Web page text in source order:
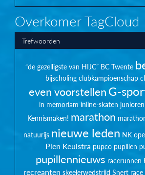
Overkomer TagCloud
Trefwoorden
“de gezelligste van HIJC” BC Twente
bijscholing clubkampioenschap
even voorstellenG-
in memoriam inline-skaten junioren
Kennismaken! marathon
natuurijs nieuwe leden NK
Pien Keulstra pupco pupillen
pupillennieuws racerunnen
recreanten skeelerwedstrijd Snert race